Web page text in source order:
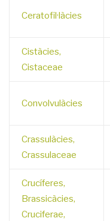
Ceratofil·làcies
Cistàcies,
Cistaceae
Convolvulàcies
Crassulàcies,
Crassulaceae
Crucíferes,
Brassicàcies,
Cruciferae,